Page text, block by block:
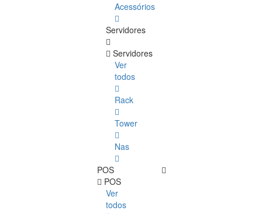
Acessórios
Servidores
Servidores
Ver
todos
Rack
Tower
Nas
POS
POS
Ver
todos